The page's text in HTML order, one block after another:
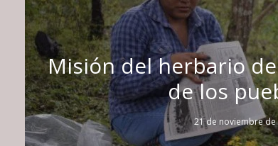
Misión del herbario
de los
21 de noviembre de